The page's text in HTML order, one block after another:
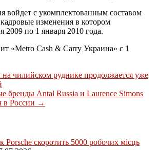
войдет с укомплектованным составом
изменения в котором
2009 по 1 января 2010 года.
«Metro Cash & Carry Украина» с 1
на чилийском руднике продолжается уже
бренды Antal Russia и Laurence Simons
в России →
Porsche скоротить 5000 робочих місць